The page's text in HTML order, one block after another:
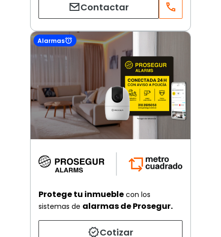
Contactar
Alarmas
Protege tu inmueble con los
sistemas de alarmas de Prosegur.
Cotizar